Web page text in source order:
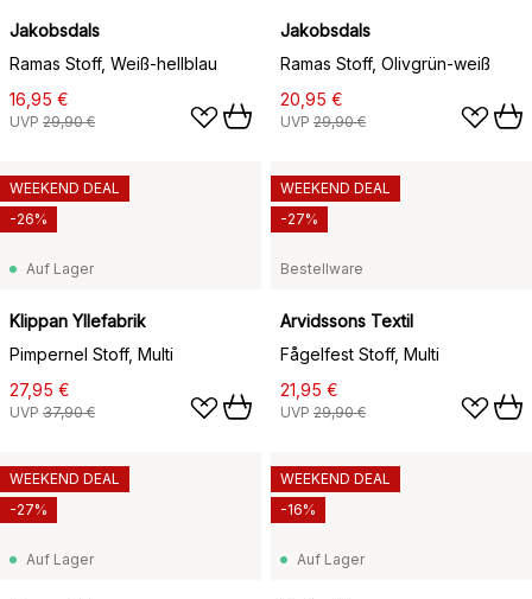
Jakobsdals
Ramas Stoff, Weiß-hellblau
16,95 €
UVP 29,90 €
Jakobsdals
Ramas Stoff, Olivgrün-weiß
20,95 €
UVP 29,90 €
Auf Lager
Klippan Yllefabrik
Pimpernel Stoff, Multi
27,95 €
UVP 37,90 €
WEEKEND DEAL
-26%
Bestellware
Arvidssons Textil
Fågelfest Stoff, Multi
21,95 €
UVP 29,90 €
WEEKEND DEAL
-27%
Auf Lager
WEEKEND DEAL
-27%
Auf Lager
WEEKEND DEAL
-16%